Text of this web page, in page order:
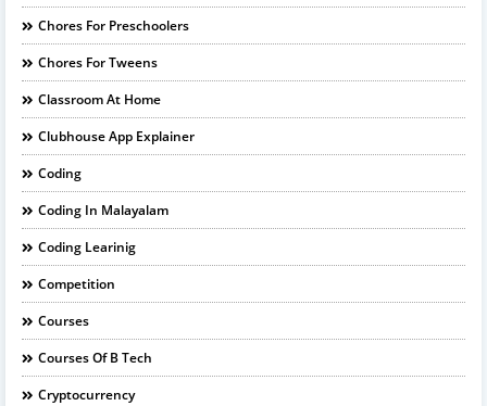
Chores For Preschoolers
Chores For Tweens
Classroom At Home
Clubhouse App Explainer
Coding
Coding In Malayalam
Coding Learinig
Competition
Courses
Courses Of B Tech
Cryptocurrency